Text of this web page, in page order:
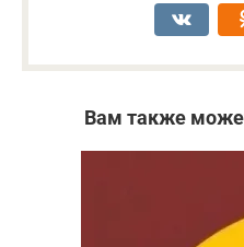
Вам также